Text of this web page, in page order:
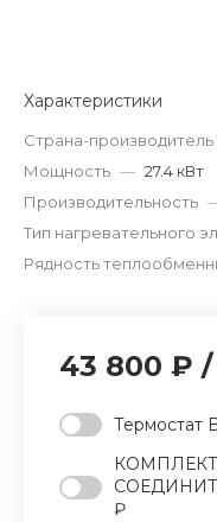
Характеристики
Страна-производитель
Мощность — 27.4 кВт
Производительность
Тип нагревательного
Рядность
43 800 ₽ /
Термостат
₽